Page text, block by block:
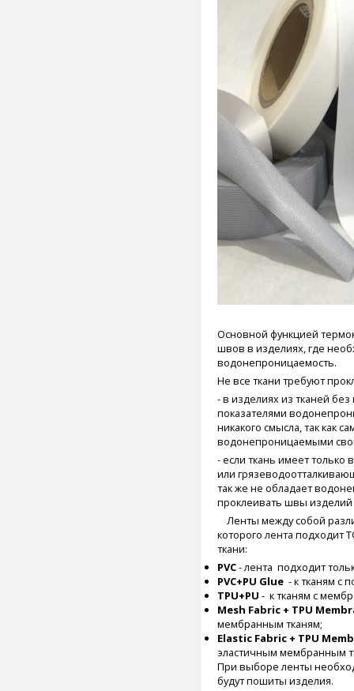
Основной функцией
швов в изделиях, где
водонепроницаемость.
Не все ткани требуют
- в изделиях из тканей
показателями
никакого смысла, так как
водонепроницаемыми
- если ткань имеет только
или
так же не обладает
проклеивать швы
Ленты между собой
которого лента
ткани:
PVC- лента подходит
PVC+PU Glue - к тканям с
TPU+PU - к тканям с
Mesh Fabric + TPU
мембранным тканям;
Elastic Fabric + TPU
эластичным мембранным
При выборе ленты
будут пошиты изделия.